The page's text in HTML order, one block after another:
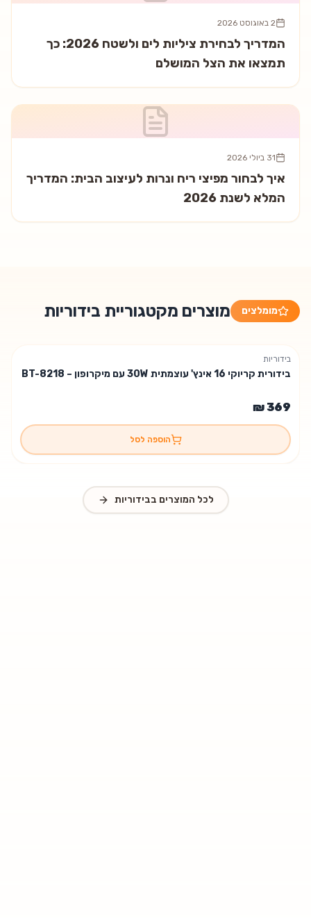
2 באוגוסט 2026
המדריך לבחירת ציליות לים ולשטח 2026: כך
תמצאו את הצל המושלם
31 ביולי 2026
איך לבחור מפיצי ריח ונרות לעיצוב הבית: המדריך
המלא לשנת 2026
מומלצים מוצרים מקטגוריית בידוריות
משלוח חינםבידוריות
בידורית קריוקי 16 אינץ' עוצמתית 30W עם מיקרופון – BT-8218
הוספה לסל
לכל המוצרים בבידוריות